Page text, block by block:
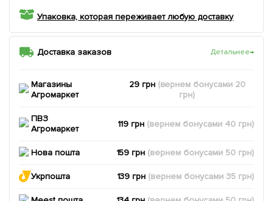
Упаковка, которая переживает любую доставку
Доставка заказов Детальнее→
Магазины
Агромаркет
29 грн (вернем бонусами 20
грн)
ПВЗ
Агромаркет
119 грн (вернем бонусами 40 грн)
Нова пошта 159 грн (вернем бонусами 50 грн)
Укрпошта 139 грн (вернем бонусами35 грн)